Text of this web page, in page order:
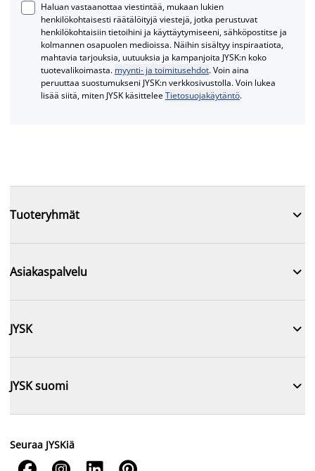
Haluan vastaanottaa viestintää, mukaan lukien
henkilökohtaisesti räätälöityjä viestejä, jotka perustuvat
henkilökohtaisiin tietoihini ja käyttäytymiseeni, sähköpostitse ja
kolmannen osapuolen medioissa. Näihin sisältyy inspiraatiota,
mahtavia tarjouksia, uutuuksia ja kampanjoita JYSK:n koko
tuotevalikoimasta. myynti- ja toimitusehdot. Voin aina
peruuttaa suostumukseni JYSK:n verkkosivustolla. Voin lukea
lisää siitä, miten JYSK käsitteleeTietosuojakäytäntö.
Tuoteryhmät 
Asiakaspalvelu 
JYSK 
JYSK suomi 
Seuraa JYSKiä